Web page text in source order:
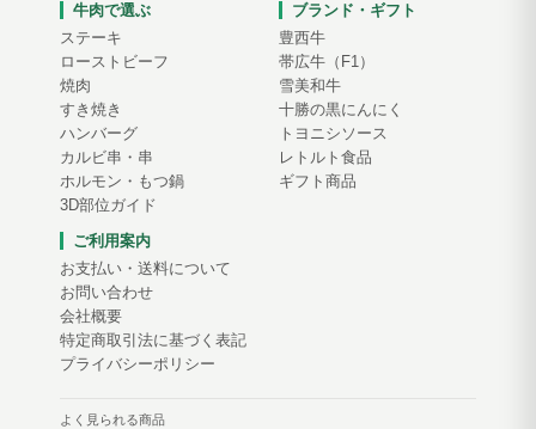
牛肉で選ぶ
ステーキ
ローストビーフ
焼肉
すき焼き
ハンバーグ
カルビ串・串
ホルモン・もつ鍋
3D部位ガイド
ブランド・ギフト
豊西牛
帯広牛（F1）
雪美和牛
十勝の黒にんにく
トヨニシソース
レトルト食品
ギフト商品
ご利用案内
お支払い・送料について
お問い合わせ
会社概要
特定商取引法に基づく表記
プライバシーポリシー
よく見られる商品